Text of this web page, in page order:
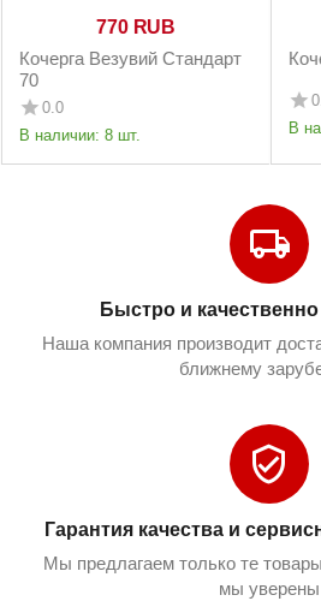
‍770‍ RUB
Кочерга Везувий Стандарт
70
0.0
В наличии: 8 шт.
В
Быстро и
Наша компания производит
ближнему
Гарантия качества и
Мы предлагаем только те
мы уверены